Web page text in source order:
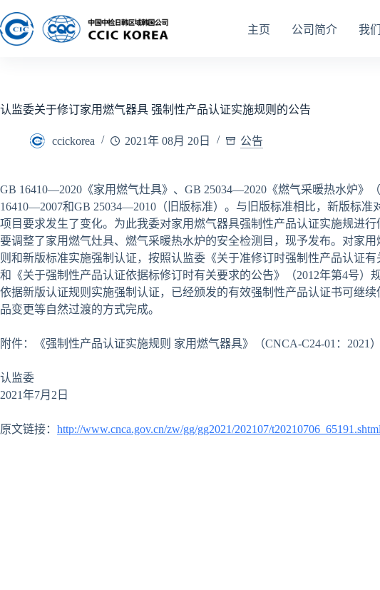
主页 公司简介 我
认监委关于修订家用燃气器具 强制性产品认证实施规则的公告
ccickorea 2021年 08月 20日 公告
GB 16410—2020《家用燃气灶具》、GB 25034—2020《燃气采暖热水炉》
16410—2007和GB 25034—2010（旧版标准）。与旧版标准相比，新版标准
项目要求发生了变化。为此我委对家用燃气器具强制性产品认证实施规进
要调整了家用燃气灶具、燃气采暖热水炉的安全检测目，现予发布。对家
则和新版标准实施强制认证，按照认监委《关于准修订时强制性产品认证有
和《关于强制性产品认证依据标修订时有关要求的公告》（2012年第4号）
依据新版认证规则实施强制认证，已经颁发的有效强制性产品认证书可继
品变更等自然过渡的方式完成。
附件：《强制性产品认证实施规则 家用燃气器具》（CNCA-C24-01：2021）
认监委
2021年7月2日
原文链接： http://www.cnca.gov.cn/zw/gg/gg2021/202107/t20210706_65191.shtml